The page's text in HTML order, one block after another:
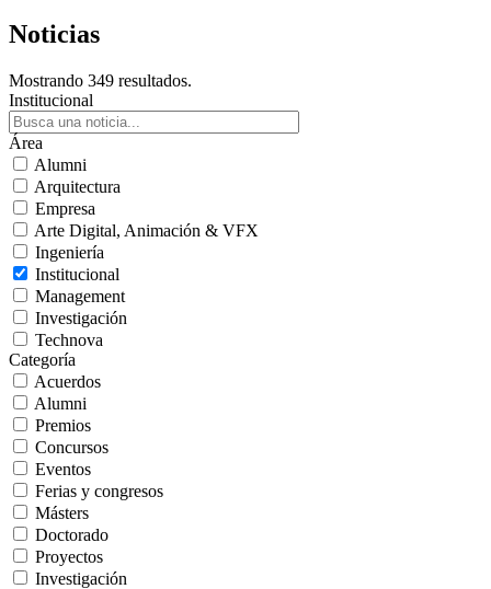
Noticias
Mostrando 349 resultados.
Institucional
Área
Alumni
Arquitectura
Empresa
Arte Digital, Animación & VFX
Ingeniería
Institucional
Management
Investigación
Technova
Categoría
Acuerdos
Alumni
Premios
Concursos
Eventos
Ferias y congresos
Másters
Doctorado
Proyectos
Investigación